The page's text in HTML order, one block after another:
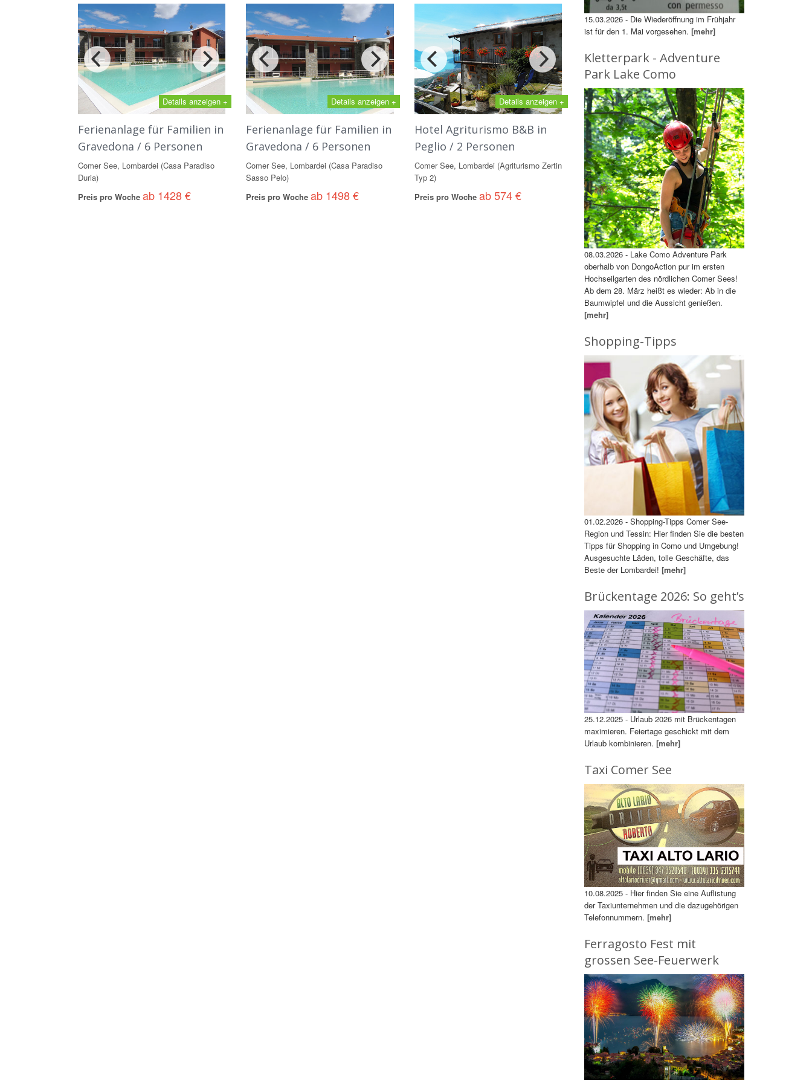
Details anzeigen +
Ferienanlage für Familien in
Gravedona / 6 Personen
Comer See, Lombardei (Casa Paradiso
Duria)
Preis pro Woche ab 1428 €
Details anzeigen +
Ferienanlage für Familien in
Gravedona / 6 Personen
Comer See, Lombardei (Casa Paradiso
Sasso Pelo)
Preis pro Wocheab 1498 €
Details anzeigen +
Hotel Agriturismo B&B in
Peglio / 2 Personen
Comer See, Lombardei (Agriturismo Zertin
Typ 2)
Preis pro Woche ab 574 €
15.03.2026 - Die Wiederöffnung im Frühjahr
ist für den 1. Mai vorgesehen. [mehr]
Kletterpark - Adventure
Park Lake Como
08.03.2026 - Lake Como Adventure Park
oberhalb von DongoAction pur im ersten
Hochseilgarten des nördlichen Comer Sees!
Ab dem 28. März heißt es wieder: Ab in die
Baumwipfel und die Aussicht genießen.
[mehr]
Shopping-Tipps
01.02.2026 - Shopping-Tipps Comer See-
Region und Tessin: Hier finden Sie die besten
Tipps für Shopping in Como und Umgebung!
Ausgesuchte Läden, tolle Geschäfte, das
Beste der Lombardei! [mehr]
Brückentage 2026: So geht’s
25.12.2025 - Urlaub 2026 mit Brückentagen
maximieren. Feiertage geschickt mit dem
Urlaub kombinieren. [mehr]
Taxi Comer See
10.08.2025 - Hier finden Sie eine Auflistung
der Taxiunternehmen und die dazugehörigen
Telefonnummern. [mehr]
Ferragosto Fest mit
grossen See-Feuerwerk